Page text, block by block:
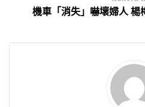
機車「消失」嚇壞婦人 楊